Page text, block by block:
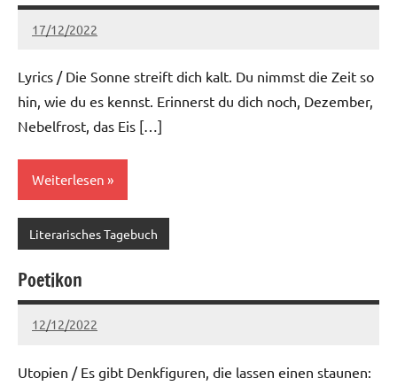
17/12/2022
Ria
Keine
Lyrics / Die Sonne streift dich kalt. Du nimmst die Zeit so
hin, wie du es kennst. Erinnerst du dich noch, Dezember,
Nebelfrost, das Eis […]
Weiterlesen
Literarisches Tagebuch
Poetikon
12/12/2022
Ria
Keine
Utopien / Es gibt Denkfiguren, die lassen einen staunen: